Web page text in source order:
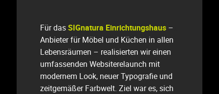
Für dasSIGnatura Einrichtungshaus–
Anbieter für Möbel und Küchen in allen
Lebensräumen – realisierten wir einen
umfassenden Websiterelaunch mit
modernem Look, neuer Typografie und
zeitgemäßer Farbwelt. Ziel war es, sich